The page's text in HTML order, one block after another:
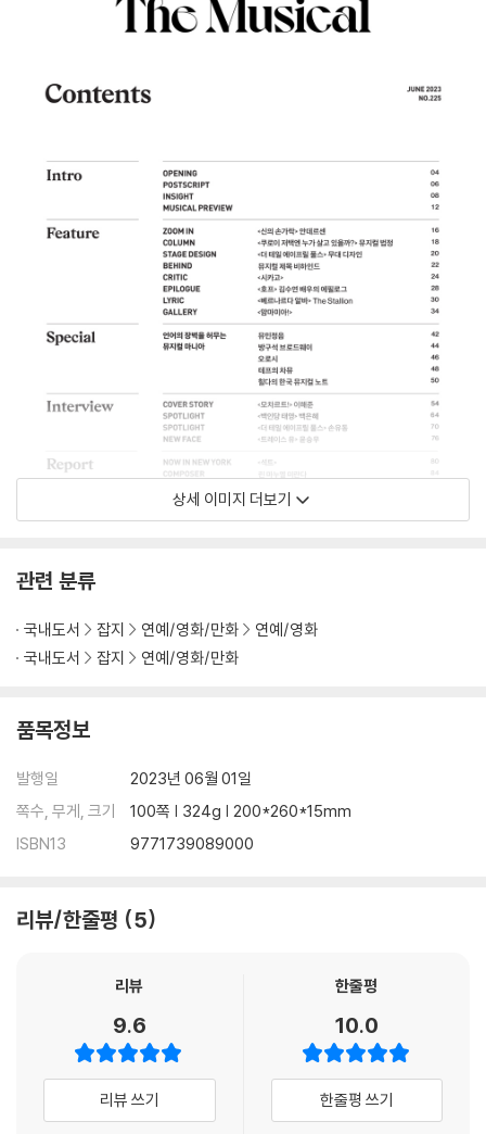
상세 이미지 더보기
관련 분류
국내도서 잡지 연예/영화/만화
연예/영화
국내도서
잡지 연예/영화/만화
품목정보
발행일
2023년 06월 01일
쪽수, 무게, 크기
100쪽 | 324g | 200*260*15mm
ISBN13
9771739089000
리뷰/한줄평 5
리뷰
9.6
리뷰 쓰기
한줄평
10.0
한줄평 쓰기